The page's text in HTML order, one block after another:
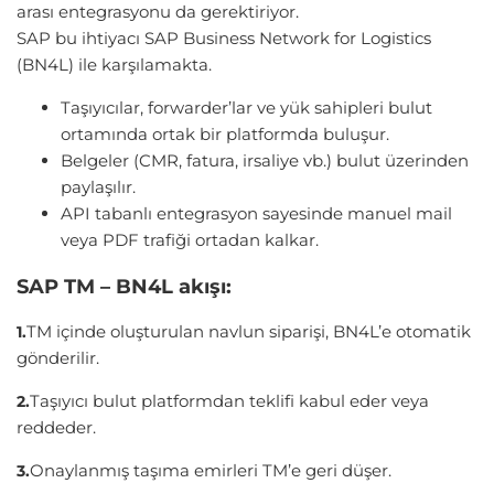
arası entegrasyonu da gerektiriyor.
SAP bu ihtiyacı SAP Business Network for Logistics
(BN4L) ile karşılamakta.
Taşıyıcılar, forwarder’lar ve yük sahipleri bulut
ortamında ortak bir platformda buluşur.
Belgeler (CMR, fatura, irsaliye vb.) bulut üzerinden
paylaşılır.
API tabanlı entegrasyon sayesinde manuel mail
veya PDF trafiği ortadan kalkar.
SAP TM – BN4L akışı:
1.TM içinde oluşturulan navlun siparişi, BN4L’e otomatik
gönderilir.
2.Taşıyıcı bulut platformdan teklifi kabul eder veya
reddeder.
3.Onaylanmış taşıma emirleri TM’e geri düşer.